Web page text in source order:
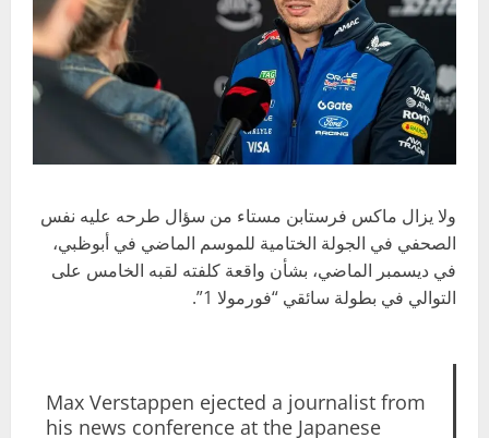
ولا يزال ماكس فرستابن مستاء من سؤال طرحه عليه نفس
الصحفي في الجولة الختامية للموسم الماضي في أبوظبي،
في ديسمبر الماضي، بشأن واقعة كلفته لقبه الخامس على
التوالي في بطولة سائقي “فورمولا 1”.
Max Verstappen ejected a journalist from
his news conference at the Japanese